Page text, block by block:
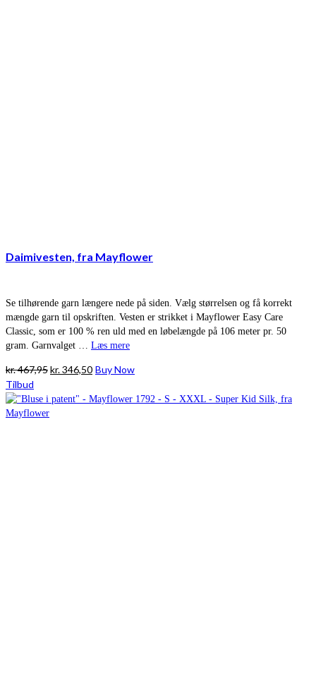
Daimivesten, fra Mayflower
Se tilhørende garn længere nede på siden. Vælg størrelsen og få korrekt
mængde garn til opskriften. Vesten er strikket i Mayflower Easy Care
Classic, som er 100 % ren uld med en løbelængde på 106 meter pr. 50
gram. Garnvalget … Læs mere
kr.467,95Den
pris
kr.346,50Den
pris
Buy Now
Tilbud